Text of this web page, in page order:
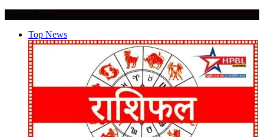
Top News